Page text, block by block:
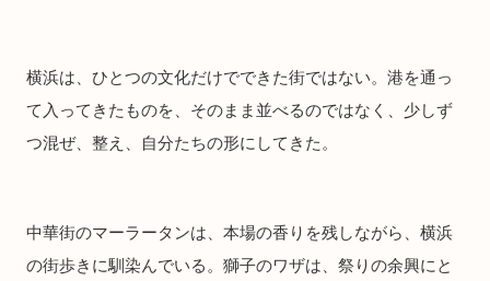
横浜は、ひとつの文化だけでできた街ではない。港を通っ
て入ってきたものを、そのまま並べるのではなく、少しず
つ混ぜ、整え、自分たちの形にしてきた。
中華街のマーラータンは、本場の香りを残しながら、横浜
の街歩きに馴染んでいる。獅子のワザは、祭りの余興にと